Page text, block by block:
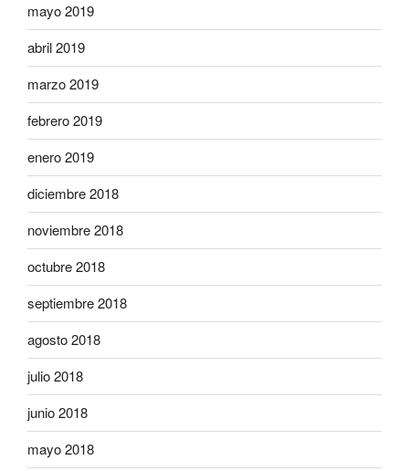
mayo 2019
abril 2019
marzo 2019
febrero 2019
enero 2019
diciembre 2018
noviembre 2018
octubre 2018
septiembre 2018
agosto 2018
julio 2018
junio 2018
mayo 2018